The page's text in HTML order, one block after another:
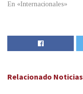
En «Internacionales»
Relacionado Noticias